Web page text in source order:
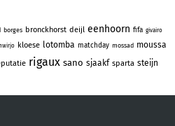
borges bronckhorst deijl eenhoorn fifa givairo
kloese lotomba matchday mossad moussa
rigaux sano sjaakf sparta steijn